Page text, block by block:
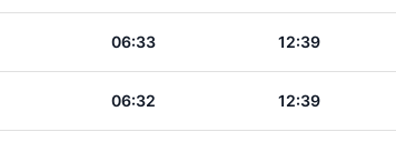
06:33 12:39
06:32 12:39